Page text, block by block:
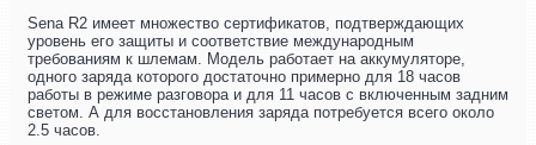
Sena R2 имеет множество сертификатов, подтверждающих
уровень его защиты и соответствие международным
требованиям к шлемам. Модель работает на аккумуляторе,
одного заряда которого достаточно примерно для 18 часов
работы в режиме разговора и для 11 часов с включенным задним
светом. А для восстановления заряда потребуется всего около
2.5 часов.